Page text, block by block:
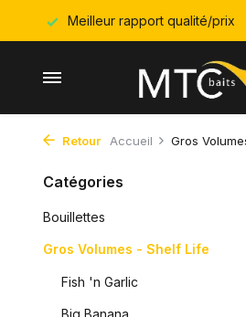
Meilleur rapport qualité/prix
Retour Accueil Gros
Catégories
Bouillettes
Gros Volumes - Shelf Life
Fish 'n Garlic
Big Banana